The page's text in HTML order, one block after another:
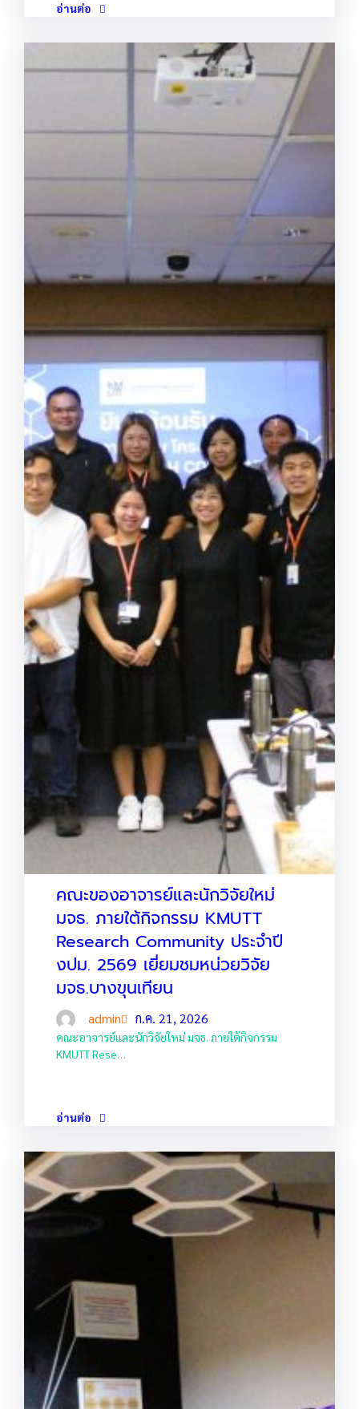
อ่านต่อ
คณะของอาจารย์และนักวิจัยใหม่
มจธ. ภายใต้กิจกรรม KMUTT
Research Community ประจำปี
งปม. 2569 เยี่ยมชมหน่วยวิจัย
มจธ.บางขุนเทียน
admin ก.ค. 21, 2026
คณะอาจารย์และนักวิจัยใหม่ มจธ. ภายใต้กิจกรรม
KMUTT Rese…
อ่านต่อ